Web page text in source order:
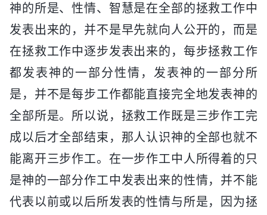
神的所是、性情、智慧是在全部的拯救工作中
发表出来的，并不是早先就向人公开的，而是
在拯救工作中逐步发表出来的，每步拯救工作
都发表神的一部分性情，发表神的一部分所
是，并不是每步工作都能直接完全地发表神的
全部所是。所以说，拯救工作既是三步作工完
成以后才全部结束，那人认识神的全部也就不
能离开三步作工。在一步作工中人所得着的只
是神的一部分作工中发表出来的性情，并不能
代表以前或以后所发表的性情与所是，因为拯